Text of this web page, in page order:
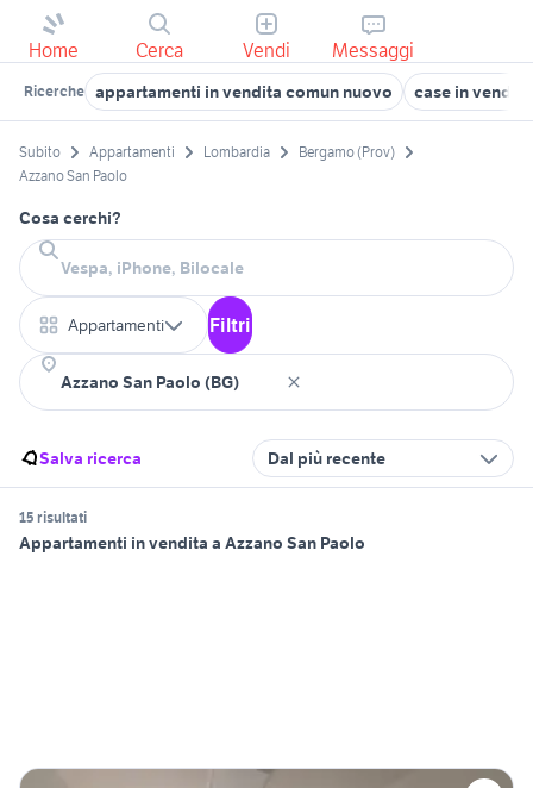
Home Cerca Vendi Messaggi
Ricerche appartamenti in vendita comun nuovo case in
Subito Appartamenti Lombardia
Bergamo (Prov)
Azzano San Paolo
Cosa cerchi?
Appartamenti Filtri
Salva ricerca Dal più recente
15 risultati
Appartamenti in vendita a Azzano San Paolo